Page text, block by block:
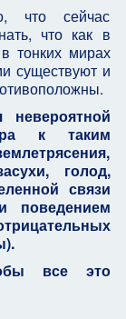
что сейчас
что как в
тонких мирах
существуют и
к таким
голод,
связи
поведением
все это